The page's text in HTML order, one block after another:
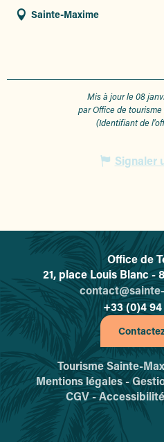
Sainte-Maxime
Mis à jour le 08
par Office de
(Identifiant de
Signaler
Office de
21, place Louis Blanc -
+33 (0)4 94
Tourisme Sainte-
Mentions légales -
CGV -